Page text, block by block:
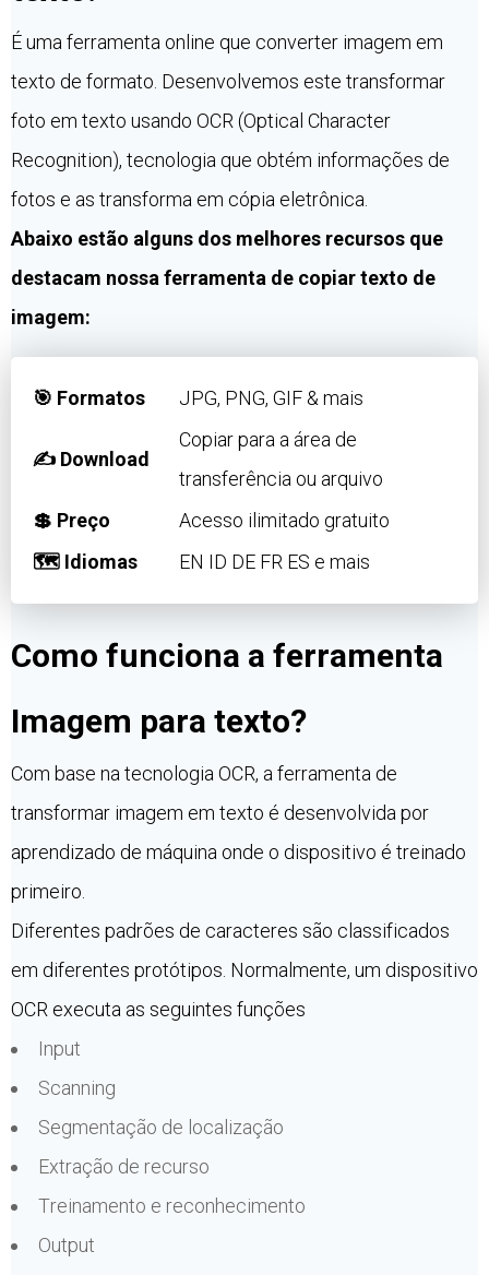
É uma ferramenta online que converter imagem em
texto de formato. Desenvolvemos este transformar
foto em texto usando OCR (Optical Character
Recognition), tecnologia que obtém informações de
fotos e as transforma em cópia eletrônica.
Abaixo estão alguns dos melhores recursos que
destacam nossa ferramenta de copiar texto de
imagem:
🎯 Formatos JPG, PNG, GIF & mais
✍️ Download
Copiar para a área de
transferência ou arquivo
💲 Preço
Acesso ilimitado gratuito
🗺 Idiomas
EN ID DE FR ES e mais
Como funciona a ferramenta
Imagem para texto?
Com base na tecnologia OCR, a ferramenta de
transformar imagem em texto é desenvolvida por
aprendizado de máquina onde o dispositivo é treinado
primeiro.
Diferentes padrões de caracteres são classificados
em diferentes protótipos. Normalmente, um dispositivo
OCR executa as seguintes funções
Input
Scanning
Segmentação de localização
Extração de recurso
Treinamento e reconhecimento
Output